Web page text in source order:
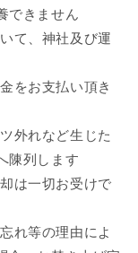
できません
て、神社及び運
をお支払い頂き
外れなど生じた
陳列します
は一切お受けで
れ等の理由によ